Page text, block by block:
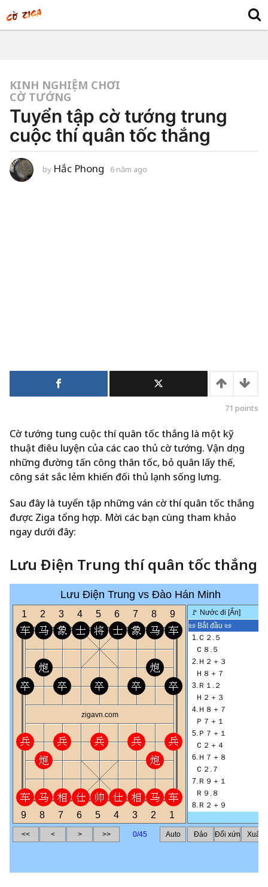
KINH NGHIỆM CHƠI
CỜ TƯỚNG
Tuyển tập cờ tướng trung
cuộc thí quân tốc thắng
by Hắc Phong 6 năm ago
71 points
Cờ tướng tung cuộc thí quân tốc thắng là một kỹ
thuật điêu luyện của các cao thủ cờ tướng. Vận dụng
những đường tấn công thân tốc, bỏ quân lấy thế,
công sát sắc lẻm khiến đối thủ lạnh sống lưng.
Sau đây là tuyển tập những ván cờ thí quân tốc thắng
được Ziga tổng hợp. Mời các bạn cùng tham khảo
ngay dưới đây:
Lưu Điện Trung thí quân tốc thắng